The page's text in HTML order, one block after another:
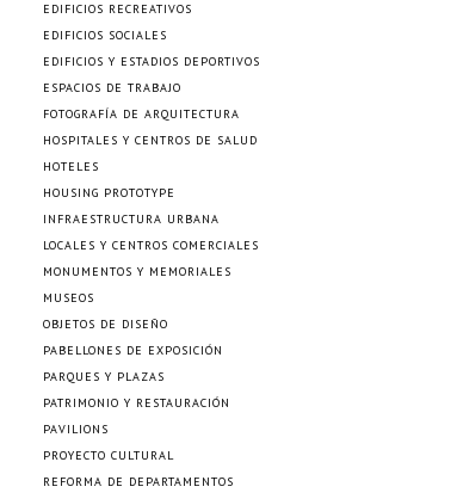
EDIFICIOS RECREATIVOS
EDIFICIOS SOCIALES
EDIFICIOS Y ESTADIOS DEPORTIVOS
ESPACIOS DE TRABAJO
FOTOGRAFÍA DE ARQUITECTURA
HOSPITALES Y CENTROS DE SALUD
HOTELES
HOUSING PROTOTYPE
INFRAESTRUCTURA URBANA
LOCALES Y CENTROS COMERCIALES
MONUMENTOS Y MEMORIALES
MUSEOS
OBJETOS DE DISEÑO
PABELLONES DE EXPOSICIÓN
PARQUES Y PLAZAS
PATRIMONIO Y RESTAURACIÓN
PAVILIONS
PROYECTO CULTURAL
REFORMA DE DEPARTAMENTOS